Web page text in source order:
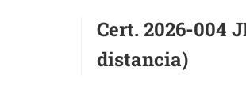
Cert. 2026-004
distancia)